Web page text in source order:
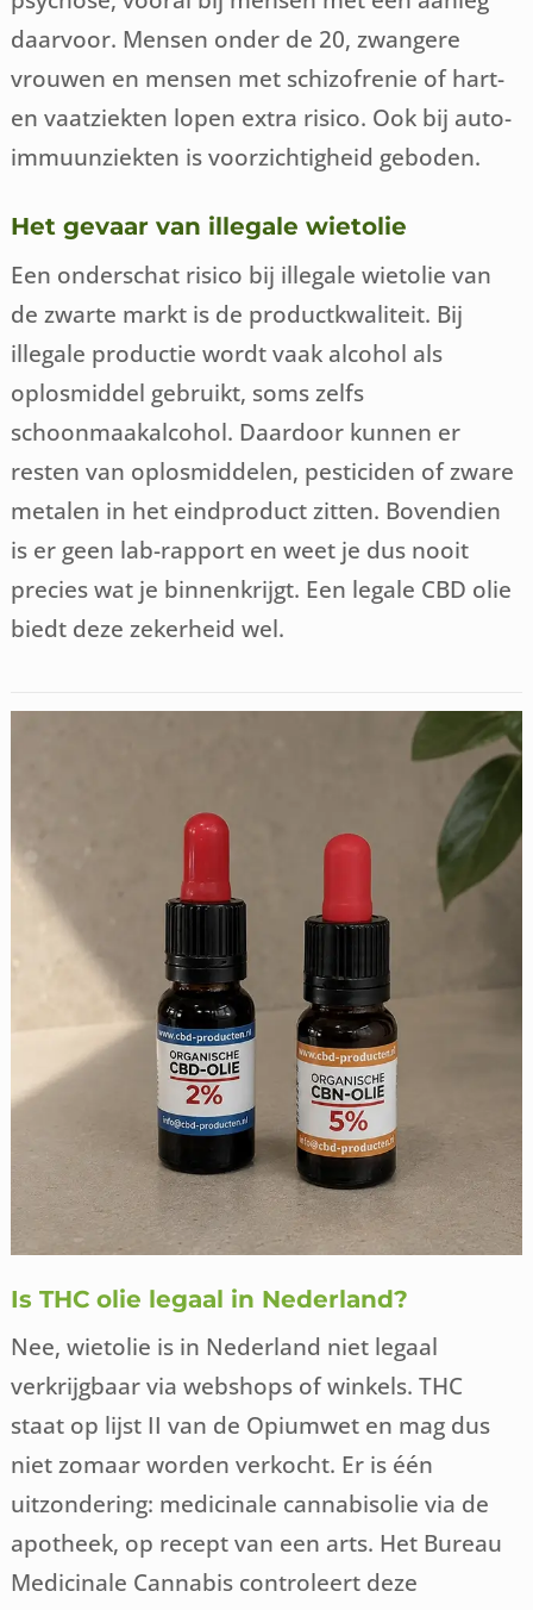
daarvoor. Mensen onder de 20, zwangere
vrouwen en mensen met schizofrenie of hart-
en vaatziekten lopen extra risico. Ook bij auto-
immuunziekten is voorzichtigheid geboden.
Het gevaar van illegale wietolie
Een onderschat risico bij illegale wietolie van
de zwarte markt is de productkwaliteit. Bij
illegale productie wordt vaak alcohol als
oplosmiddel gebruikt, soms zelfs
schoonmaakalcohol. Daardoor kunnen er
resten van oplosmiddelen, pesticiden of zware
metalen in het eindproduct zitten. Bovendien
is er geen lab-rapport en weet je dus nooit
precies wat je binnenkrijgt. Een legale CBD olie
biedt deze zekerheid wel.
Is THC olie legaal in Nederland?
Nee, wietolie is in Nederland niet legaal
verkrijgbaar via webshops of winkels. THC
staat op lijst II van de Opiumwet en mag dus
niet zomaar worden verkocht. Er is één
uitzondering: medicinale cannabisolie via de
apotheek, op recept van een arts. Het Bureau
Medicinale Cannabis controleert deze